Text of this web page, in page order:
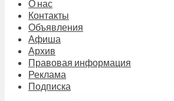
О нас
Контакты
Объявления
Афиша
Архив
Правовая информация
Реклама
Подписка